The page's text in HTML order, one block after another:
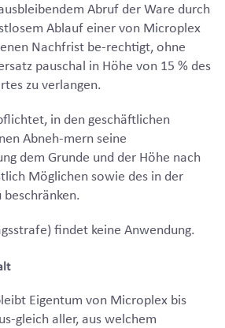
Abruf der Ware durch
Ablauf einer von Microplex
Nachfrist be-rechtigt, ohne
pauschal in Höhe von 15 % des
zu verlangen.
in den geschäftlichen
Abneh-mern seine
dem Grunde und der Höhe nach
Möglichen sowie des in der
findet keine Anwendung.
Eigentum von Microplex bis
gleich aller, aus welchem